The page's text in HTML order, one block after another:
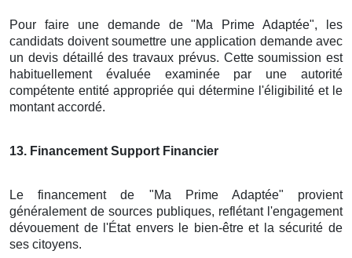
Pour faire une demande de "Ma Prime Adaptée", les
candidats doivent soumettre une application demande avec
un devis détaillé des travaux prévus. Cette soumission est
habituellement évaluée examinée par une autorité
compétente entité appropriée qui détermine l'éligibilité et le
montant accordé.
13. Financement Support Financier
Le financement de "Ma Prime Adaptée" provient
généralement de sources publiques, reflétant l'engagement
dévouement de l'État envers le bien-être et la sécurité de
ses citoyens.